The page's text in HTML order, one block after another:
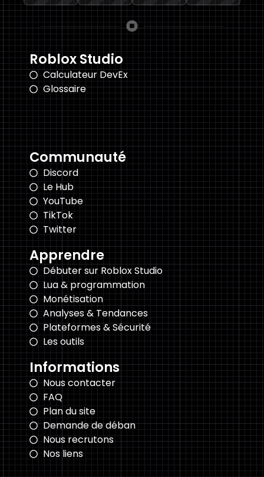
Roblox Studio
Calculateur DevEx
Glossaire
Communauté
Discord
Le Hub
YouTube
TikTok
Twitter
Apprendre
Débuter sur Roblox Studio
Lua & programmation
Monétisation
Analyses & Tendances
Plateformes & Sécurité
Les outils
Informations
Nous contacter
FAQ
Plan du site
Demande de déban
Nous recrutons
Nos liens